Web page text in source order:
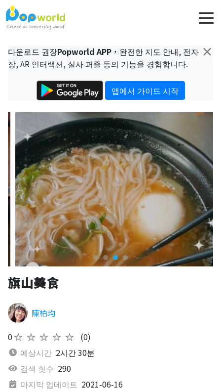
×
다운로드 권장Popworld APP ，완전한 지도 안내, 전자
장, AR 인터랙션, 실사 퍼즐 등의 기능을 경험합니다.
앱에서 가이드 시작
旗山美食
陳柏均
0★★★★★
(0)
예상시간 2시간 30분
검색 횟수 290
마지막 업데이트 2021-06-16